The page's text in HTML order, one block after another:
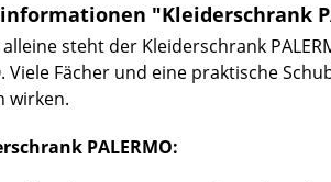
"Kleiderschrank
steht der Kleiderschrank
Viele Fächer und eine praktische
wirken.
PALERMO: